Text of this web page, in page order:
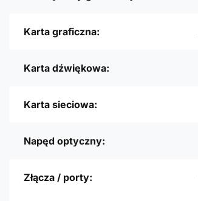
Karta graficzna:
Karta dźwiękowa:
Karta sieciowa:
Napęd optyczny:
Złącza / porty: